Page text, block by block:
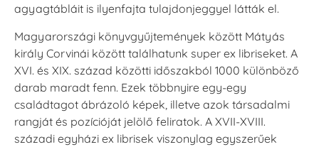
agyagtábláit is ilyenfajta tulajdonjeggyel látták el.
Magyarországi könyvgyűjtemények között Mátyás
király Corvinái között találhatunk super ex libriseket. A
XVI. és XIX. század közötti időszakból 1000 különböző
darab maradt fenn. Ezek többnyire egy-egy
családtagot ábrázoló képek, illetve azok társadalmi
rangját és pozícióját jelölő feliratok. A XVII-XVIII.
századi egyházi ex librisek viszonylag egyszerűek